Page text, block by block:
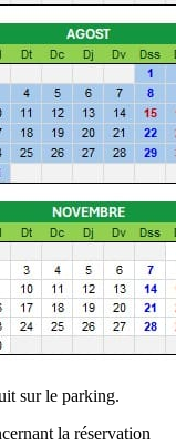
sur le parking.
la réservation